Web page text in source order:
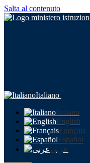
Salta al contenuto
Italiano
Italiano
English
Français
Español
عربى